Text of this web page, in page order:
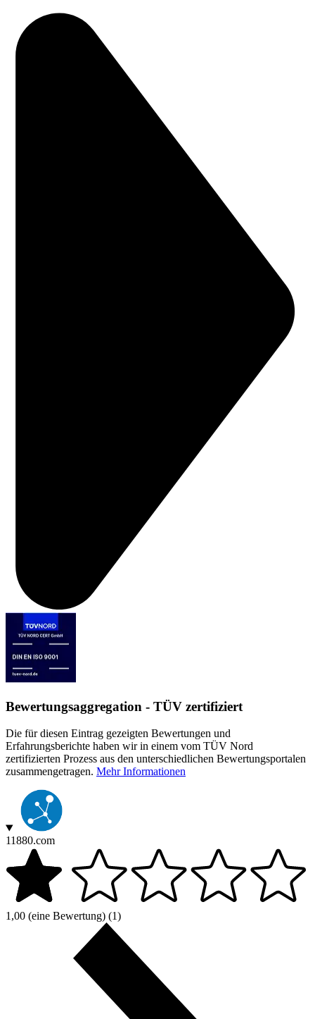
Bewertungsaggregation - TÜV zertifiziert
Die für diesen Eintrag gezeigten Bewertungen und
Erfahrungsberichte haben wir in einem vom TÜV Nord
zertifizierten Prozess aus den unterschiedlichen Bewertungsportalen
zusammengetragen. Mehr Informationen
11880.com
1,00 (eine Bewertung) (1)